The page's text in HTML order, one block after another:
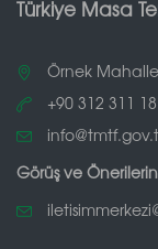
Türkiye Masa
Örnek
+90 312 311
Görüş ve